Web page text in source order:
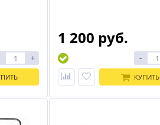
+
1 200 руб.
-
КУПИТЬ